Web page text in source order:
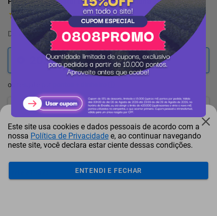
1 Avaliação
De 22.853 pontospor -11%
20.262 pontos
ou resgate por
18.236 pontos + R$ 93,20
17.223 pontos + R$ 139,79
16.210 pontos + R$ 186,39
Este site usa cookies e dados pessoais de acordo com a
nossa Política de Privacidade e, ao continuar navegando
neste site, você declara estar ciente dessas condições.
ENTENDI E FECHAR